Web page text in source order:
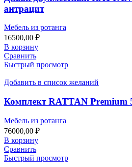
антрацит
Мебель из ротанга
16500,00 ₽
В корзину
Сравнить
Быстрый просмотр
Добавить в список желаний
Комплект RATTAN Premium
Мебель из ротанга
76000,00 ₽
В корзину
Сравнить
Быстрый просмотр